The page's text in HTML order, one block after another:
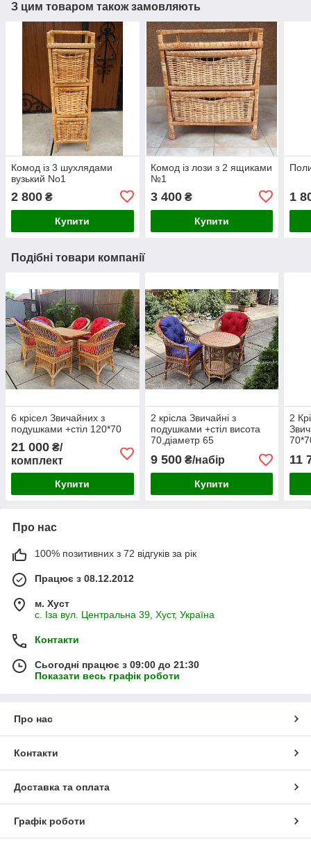
З цим товаром також замовляють
Комод із 3 шухлядами
вузький No1
2 800 ₴
Купити
Комод із лози з 2 ящиками
№1
3 400₴
Купити
1
Подібні товари компанії
6 крісел Звичайних з
подушками +стіл 120*70
21 000 ₴/
комплект
Купити
2 крісла Звичайні з
подушками +стіл висота
70,діаметр 65
9 500₴/набір
Купити
2
11
Про нас
100% позитивних з 72 відгуків за рік
Працює з 08.12.2012
м. Хуст
с. Іза вул. Центральна 39, Хуст, Україна
Контакти
Сьогодні працює з 09:00 до 21:30
Показати весь графік роботи
Про нас
Контакти
Доставка та оплата
Графік роботи